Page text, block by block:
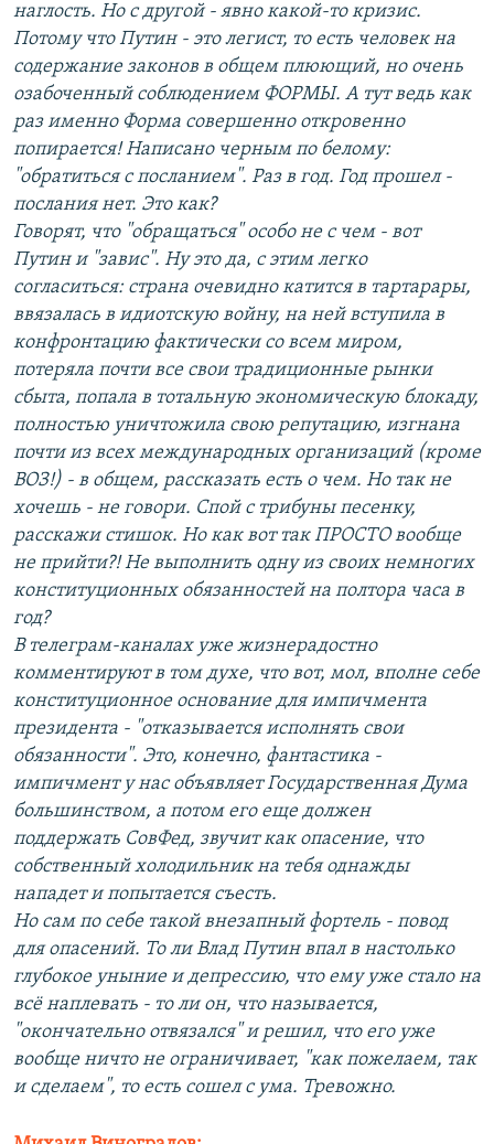
наглость. Но с другой - явно какой-то кризис.
Потому что Путин - это легист, то есть человек на
содержание законов в общем плюющий, но очень
озабоченный соблюдением ФОРМЫ. А тут ведь как
раз именно Форма совершенно откровенно
попирается! Написано черным по белому:
"обратиться с посланием". Раз в год. Год прошел -
послания нет. Это как?
Говорят, что "обращаться" особо не с чем - вот
Путин и "завис". Ну это да, с этим легко
согласиться: страна очевидно катится в тартарары,
ввязалась в идиотскую войну, на ней вступила в
конфронтацию фактически со всем миром,
потеряла почти все свои традиционные рынки
сбыта, попала в тотальную экономическую блокаду,
полностью уничтожила свою репутацию, изгнана
почти из всех международных организаций (кроме
ВОЗ!) - в общем, рассказать есть о чем. Но так не
хочешь - не говори. Спой с трибуны песенку,
расскажи стишок. Но как вот так ПРОСТО вообще
не прийти?! Не выполнить одну из своих немногих
конституционных обязанностей на полтора часа в
год?
В телеграм-каналах уже жизнерадостно
комментируют в том духе, что вот, мол, вполне себе
конституционное основание для импичмента
президента - "отказывается исполнять свои
обязанности". Это, конечно, фантастика -
импичмент у нас объявляет Государственная Дума
большинством, а потом его еще должен
поддержать СовФед, звучит как опасение, что
собственный холодильник на тебя однажды
нападет и попытается съесть.
Но сам по себе такой внезапный фортель - повод
для опасений. То ли Влад Путин впал в настолько
глубокое уныние и депрессию, что ему уже стало на
всё наплевать - то ли он, что называется,
"окончательно отвязался" и решил, что его уже
вообще ничто не ограничивает, "как пожелаем, так
и сделаем", то есть сошел с ума. Тревожно.